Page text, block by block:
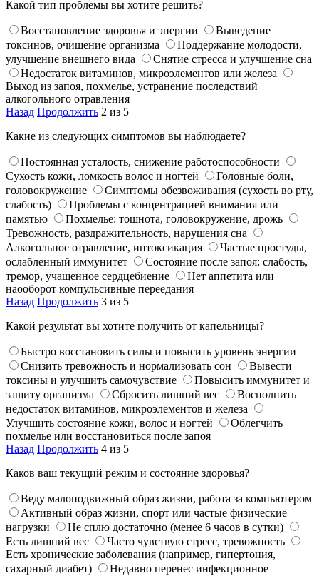
Какой тип проблемы вы хотите решить?
Восстановление здоровья и энергии
Выведение
токсинов, очищение организма
Поддержание молодости,
улучшение внешнего вида
Снятие стресса и улучшение сна
Недостаток витаминов, микроэлементов или железа
Выход из запоя, похмелье, устранение последствий
алкогольного отравления
Назад Продолжить 2 из 5
Какие из следующих симптомов вы наблюдаете?
Постоянная усталость, снижение работоспособности
Сухость кожи, ломкость волос и ногтей
Головные боли,
головокружение
Симптомы обезвоживания (сухость во рту,
слабость)
Проблемы с концентрацией внимания или
памятью
Похмелье: тошнота, головокружение, дрожь
Тревожность, раздражительность, нарушения сна
Алкогольное отравление, интоксикация
Частые простуды,
ослабленный иммунитет
Состояние после запоя: слабость,
тремор, учащенное сердцебиение
Нет аппетита или
наооборот компульсивные переедания
Назад Продолжить 3 из 5
Какой результат вы хотите получить от капельницы?
Быстро восстановить силы и повысить уровень энергии
Снизить тревожность и нормализовать сон
Вывести
токсины и улучшить самочувствие
Повысить иммунитет и
защиту организма
Сбросить лишний вес
Восполнить
недостаток витаминов, микроэлементов и железа
Улучшить состояние кожи, волос и ногтей
Облегчить
похмелье или восстановиться после запоя
Назад Продолжить 4 из 5
Каков ваш текущий режим и состояние здоровья?
Веду малоподвижный образ жизни, работа за компьютером
Активный образ жизни, спорт или частые физические
нагрузки
Не сплю достаточно (менее 6 часов в сутки)
Есть лишний вес
Часто чувствую стресс, тревожность
Есть хронические заболевания (например, гипертония,
сахарный диабет)
Недавно перенес инфекционное